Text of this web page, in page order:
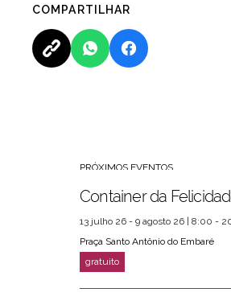
COMPARTILHAR
PRÓXIMOS EVENTOS
Container da
13 julho 26 - 9 agosto 26 | 8:00 -
Praça Santo Antônio do Embaré